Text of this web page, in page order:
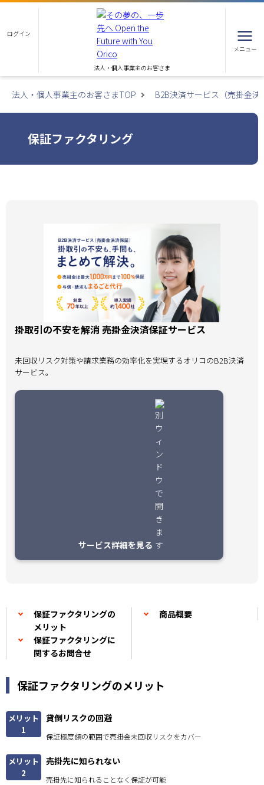
ログイン
法人・個人事業主のお客さま
メニュー
法人・個人事業主のお客さまTOP B2B決済サービス（売掛金決
保証ファクタリング
掛取引の不安を解消 売掛金決済保証サービス
未回収リスク対策や請求業務の効率化を実現するオリコのB2B決済
サービス。
サービス詳細を見る
保証ファクタリングの
メリット
商品概要
保証ファクタリングに
関するお問合せ
保証ファクタリングのメリット
メリット
1
貸倒リスクの回避
保証極度額の範囲で売掛金未回収リスクをカバー
メリット
2
売掛先に知られない
売掛先に知られることなく保証が可能